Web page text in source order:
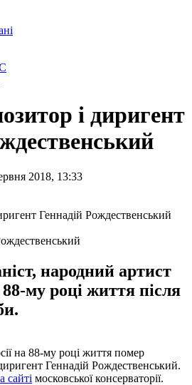
і диригент
2018, 13:33
народний артист
му році життя після
на 88-му році життя помер
Геннадій Рождественський.
сайті московської консерваторії.